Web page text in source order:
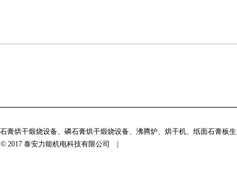
烘干煅烧设备、磷石膏烘干煅烧设备、沸腾炉、烘干机、纸面石膏板
© 2017 泰安力能机电科技有限公司 |